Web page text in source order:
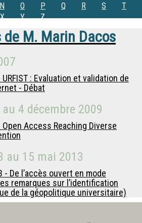
N O P Q R S
T
X Y Z
de M. Marin Dacos
: Evaluation et validation de
- Débat
au 4 décembre 2009
Access Reaching Diverse
au 15 mai 2013
- De l’accès ouvert en mode
remarques sur l’identification
de la géopolitique universitaire)